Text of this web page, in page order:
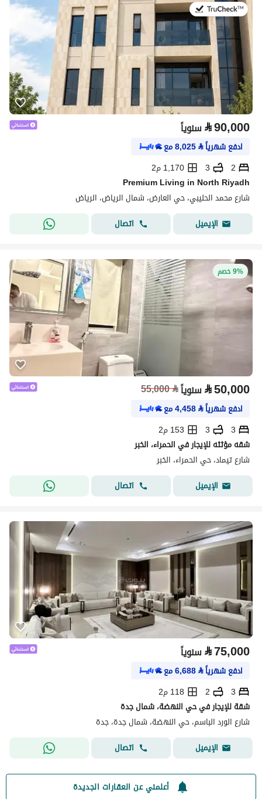
في:5 أغسطس 2026
⃁90,000 سنوياً
ادفع شهرياً⃁
8,025مع
2
3
1,170 م2
Premium Living in North Riyadh
شارع محمد الحليبي، حي العارض، شمال الرياض، الرياض
الإيميل
اتصال
9% خصم
⃁50,000 سنوياً⃁
55,000
ادفع شهرياً⃁
4,458مع
3
3
153 م2
شقه مؤثثه للإيجار في الحمراء، الخبر
شارع تيماد، حي الحمراء، الخبر
الإيميل
اتصال
⃁75,000 سنوياً
ادفع شهرياً⃁
6,688مع
3
2
118 م2
شقة للإيجار في حي النهضة، شمال جدة
شارع الورد الباسم، حي النهضة، شمال جدة، جدة
الإيميل
اتصال
أعلمني عن العقارات الجديدة